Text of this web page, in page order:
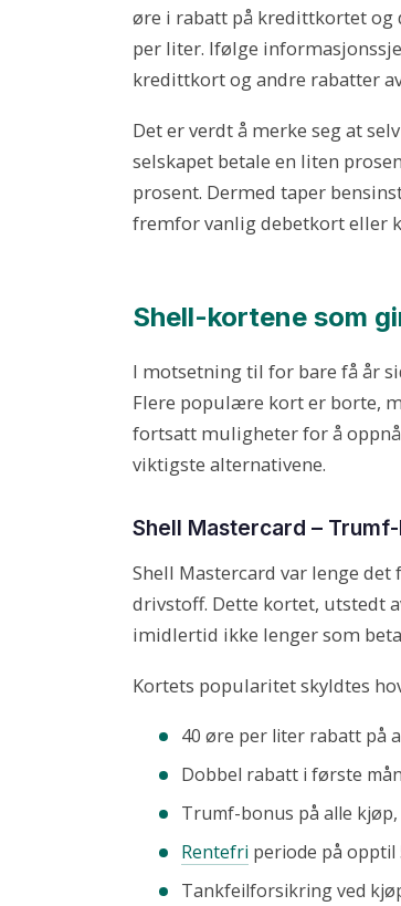
øre i rabatt på kredittkortet og
per liter. Ifølge
kredittkort og andre rabatter
Det er verdt å merke seg at
selskapet betale en liten
prosent. Dermed taper
fremfor vanlig debetkort eller
Shell-kortene som
I motsetning til for bare få år
Flere populære kort er borte,
fortsatt muligheter for å
viktigste alternativene.
Shell Mastercard –
Shell Mastercard var lenge
drivstoff. Dette kortet, utstedt
imidlertid ikke lenger som
Kortets popularitet skyldtes
40 øre per liter rabatt på
Dobbel rabatt i første
Trumf-bonus på alle
Rentefri periode på opptil
Tankfeilforsikring ved